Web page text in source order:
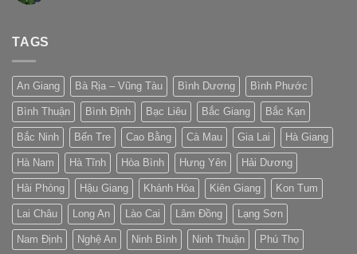
TAGS
An Giang Bà Rịa – Vũng Tàu Bình Dương Bình Phước
Bình Thuận Bình Định Bạc Liêu Bắc Giang Bắc Kạn
Bắc Ninh Bến Tre Cao Bằng Cà Mau Gia Lai Hà Giang
Hà Nam Hà Tĩnh Hòa Bình Hưng Yên Hải Dương
Hải Phòng Hậu Giang Khánh Hòa Kiên Giang Kon Tum
Lai Châu Long An Lào Cai Lâm Đồng Lạng Sơn
Nam Định Nghệ An Ninh Bình Ninh Thuận Phú Thọ